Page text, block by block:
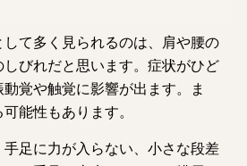
て多く見られるのは、肩や腰の
びれだと思います。症状がひど
覚や触覚に影響が出ます。ま
能性もあります。
足に力が入らない、小さな段差